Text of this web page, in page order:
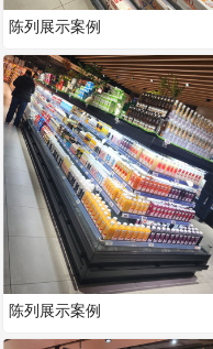
陈列展示案例
陈列展示案例